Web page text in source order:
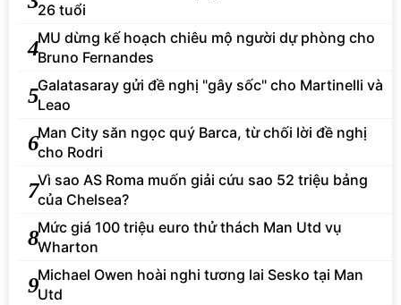
26 tuổi
4MU dừng kế hoạch chiêu mộ người dự phòng cho
Bruno Fernandes
5Galatasaray gửi đề nghị "gây sốc" cho Martinelli và
Leao
6Man City săn ngọc quý Barca, từ chối lời đề nghị
cho Rodri
7Vì sao AS Roma muốn giải cứu sao 52 triệu bảng
của Chelsea?
8Mức giá 100 triệu euro thử thách Man Utd vụ
Wharton
9Michael Owen hoài nghi tương lai Sesko tại Man
Utd